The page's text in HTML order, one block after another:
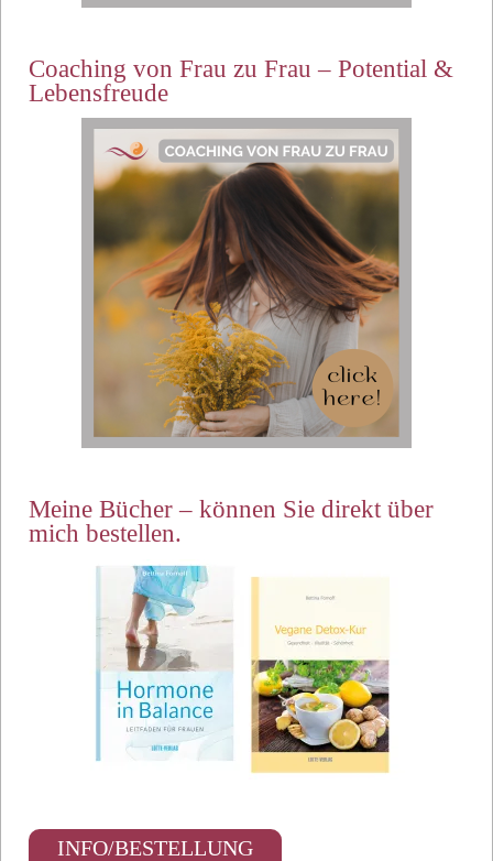
Coaching von Frau zu Frau – Potential &
Lebensfreude
Meine Bücher – können Sie direkt über
mich bestellen.
INFO/BESTELLUNG